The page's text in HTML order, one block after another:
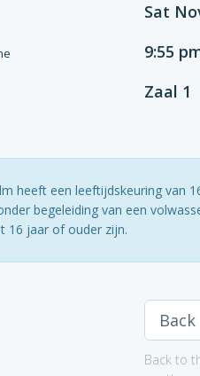
Sat
9:55
Zaal 1
heeft een leeftijdskeuring van
begeleiding van een
16 jaar of ouder zijn.
Back
Back to